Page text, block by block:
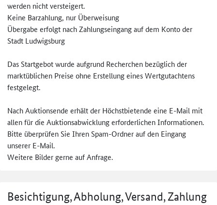
werden nicht versteigert.
Keine Barzahlung, nur Überweisung
Übergabe erfolgt nach Zahlungseingang auf dem Konto der
Stadt Ludwigsburg
Das Startgebot wurde aufgrund Recherchen bezüglich der
marktüblichen Preise ohne Erstellung eines Wertgutachtens
festgelegt.
Nach Auktionsende erhält der Höchstbietende eine E-Mail mit
allen für die Auktionsabwicklung erforderlichen Informationen.
Bitte überprüfen Sie Ihren Spam-Ordner auf den Eingang
unserer E-Mail.
Weitere Bilder gerne auf Anfrage.
Besichtigung, Abholung, Versand, Zahlung